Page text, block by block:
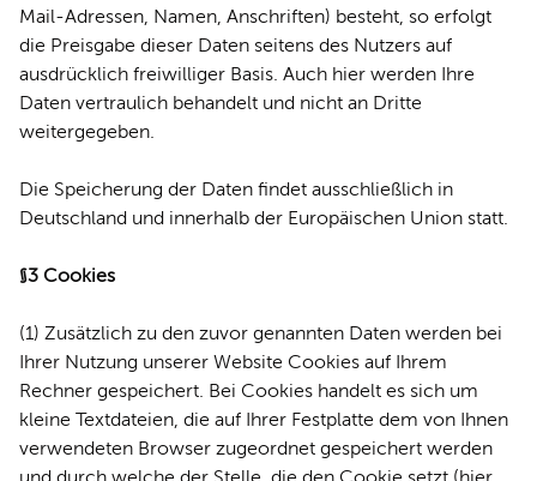
Mail-Adressen, Namen, Anschriften) besteht, so erfolgt
die Preisgabe dieser Daten seitens des Nutzers auf
ausdrücklich freiwilliger Basis. Auch hier werden Ihre
Daten vertraulich behandelt und nicht an Dritte
weitergegeben.
Die Speicherung der Daten findet ausschließlich in
Deutschland und innerhalb der Europäischen Union statt.
§3 Cookies
(1) Zusätzlich zu den zuvor genannten Daten werden bei
Ihrer Nutzung unserer Website Cookies auf Ihrem
Rechner gespeichert. Bei Cookies handelt es sich um
kleine Textdateien, die auf Ihrer Festplatte dem von Ihnen
verwendeten Browser zugeordnet gespeichert werden